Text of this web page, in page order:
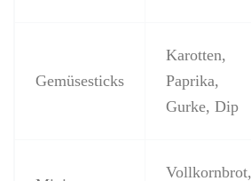
Gemüsesticks
Karotten,
Paprika,
Gurke, Dip
Vollkornbrot,